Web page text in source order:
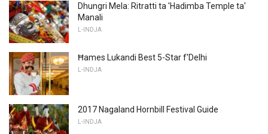
Dhungri Mela: Ritratti ta 'Hadimba Temple ta'
Manali
L-INDJA
Ħames Lukandi Best 5-Star f'Delhi
L-INDJA
2017 Nagaland Hornbill Festival Guide
L-INDJA